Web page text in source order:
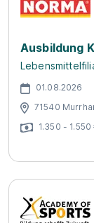
Ausbildung
01.08.2026
71540
1.350 -